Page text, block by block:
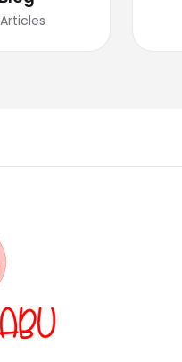
Articles